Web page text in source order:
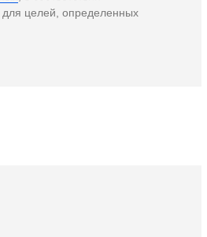
целей, определенных